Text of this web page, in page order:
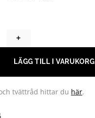
TUNIKA MÄNGD
LÄGG TILL I VARUKORG
tvättråd hittar du här.